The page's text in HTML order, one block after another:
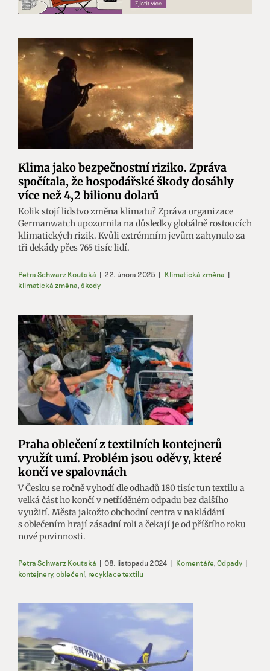
Klima jako bezpečnostní riziko. Zpráva
spočítala, že hospodářské škody dosáhly
více než 4,2 bilionu dolarů
Kolik stojí lidstvo změna klimatu? Zpráva organizace
Germanwatch upozornila na důsledky globálně rostoucích
klimatických rizik. Kvůli extrémním jevům zahynulo za
tři dekády přes 765 tisíc lidí.
Petra Schwarz Koutská | 22. února 2025 | Klimatická změna |
klimatická změna, škody
Praha oblečení z textilních kontejnerů
využít umí. Problém jsou oděvy, které
končí ve spalovnách
V Česku se ročně vyhodí dle odhadů 180 tisíc tun textilu a
velká část ho končí v netříděném odpadu bez dalšího
využití. Města jakožto obchodní centra v nakládání
s oblečením hrají zásadní roli a čekají je od příštího roku
nové povinnosti.
Petra Schwarz Koutská | 08. listopadu 2024 | Komentáře, Odpady |
kontejnery, oblečení, recyklace textilu